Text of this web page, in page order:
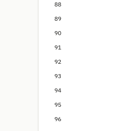
88
89
90
91
92
93
94
95
96